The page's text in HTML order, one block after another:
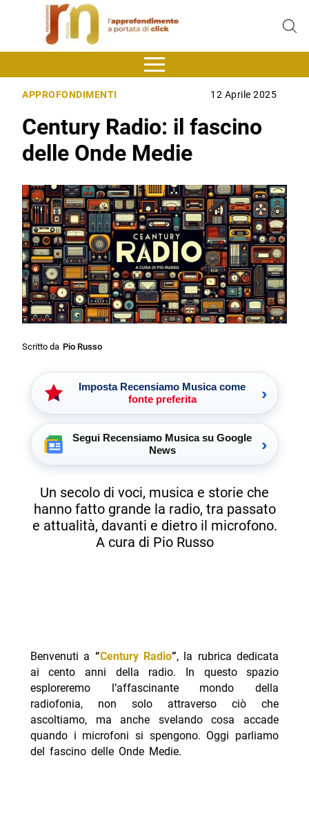
APPROFONDIMENTI 12 Aprile 2025
Century Radio: il fascino
delle Onde Medie
Scritto da Pio Russo
Imposta Recensiamo Musica come
fonte preferita
›
Segui Recensiamo Musica su Google
News
›
Un secolo di voci, musica e storie che
hanno fatto grande la radio, tra passato
e attualità, davanti e dietro il microfono.
A cura di Pio Russo
Benvenuti a “Century Radio”, la rubrica dedicata
ai cento anni della radio. In questo spazio
esploreremo l’affascinante mondo della
radiofonia, non solo attraverso ciò che
ascoltiamo, ma anche svelando cosa accade
quando i microfoni si spengono. Oggi parliamo
del fascino delle Onde Medie.